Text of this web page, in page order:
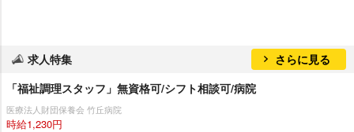
求人特集
さらに見る
「福祉調理スタッフ」無資格可/シフト相談可/病院
医療法人財団保養会 竹丘病院
時給1,230円